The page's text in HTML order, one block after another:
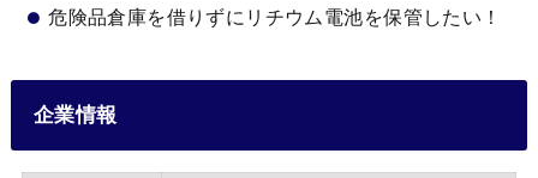
危険品倉庫を借りずにリチウム電池を保管したい！
企業情報